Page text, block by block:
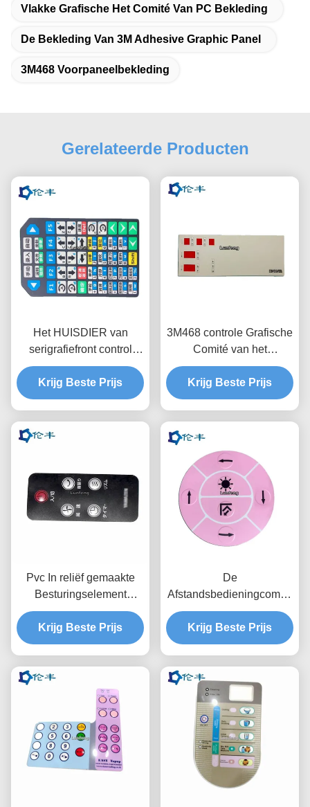
Vlakke Grafische Het Comité Van PC Bekleding
De Bekleding Van 3M Adhesive Graphic Panel
3M468 Voorpaneelbekleding
Gerelateerde Producten
Het HUISDIER van
serigrafiefront control
panel graphic drukte
digitaal Bekledingen
Krijg Beste Prijs
3M468 controle Grafische
Comité van het
HUISDIERENpc van de
Bekledingsdruk Rode
Transparant
Krijg Beste Prijs
Pvc In reliëf gemaakte
Besturingselement
Opdrachtknop Grafische
Comité PC van het
Bekledings Grafische
Krijg Beste Prijs
De
Afstandsbedieningcomité
3M467 Pantone van
RoHSpc Lexan
Polycarbonaat Grafische
Krijg Beste Prijs